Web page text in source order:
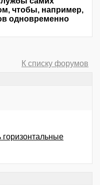
чтобы, например,
одновременно
К списку форумов